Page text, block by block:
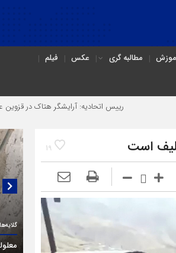
مطالبه گری عکس
فیلم
رییس اتحادیه: آرایشگر هتاک در قزوین عضو اتحادیه
19 است
در قزوین:
(۳C)